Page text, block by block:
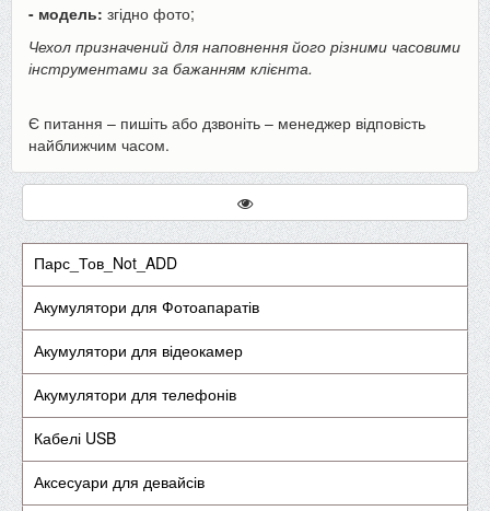
- модель: згідно фото;
Чехол призначений для наповнення його різними часовими
інструментами за бажанням клієнта.
Є питання – пишіть або дзвоніть – менеджер відповість
найближчим часом.
Парс_Тов_Not_ADD
Акумулятори для Фотоапаратів
Акумулятори для відеокамер
Акумулятори для телефонів
Кабелі USB
Аксесуари для девайсів